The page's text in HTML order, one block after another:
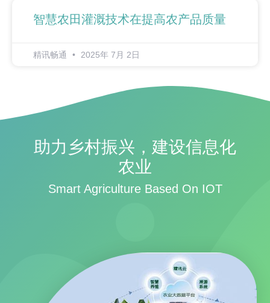
智慧农田灌溉技术在提高农产品质量
精讯畅通 2025年 7月 2日
助力乡村振兴，建设信息化
农业
Smart Agriculture Based On IOT